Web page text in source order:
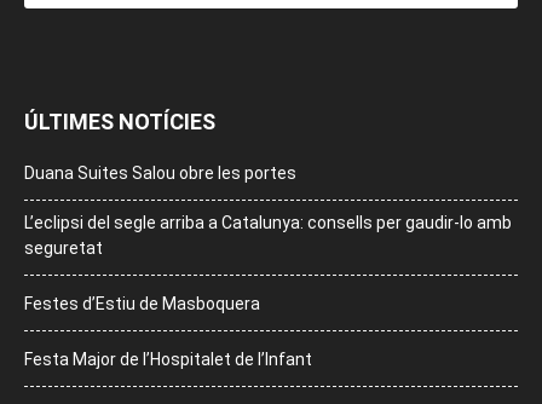
ÚLTIMES NOTÍCIES
Duana Suites Salou obre les portes
L’eclipsi del segle arriba a Catalunya: consells per gaudir-lo amb
seguretat
Festes d’Estiu de Masboquera
Festa Major de l’Hospitalet de l’Infant